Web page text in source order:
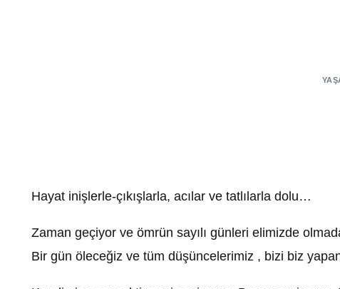
Hayat inişlerle-çıkışlarla, acılar ve tatlılarla dolu…
Zaman geçiyor ve ömrün sayılı günleri elimizde
Bir gün öleceğiz ve tüm düşüncelerimiz , bizi biz